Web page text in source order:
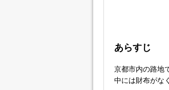
あらすじ
京都市内の路地で
中には財布がな